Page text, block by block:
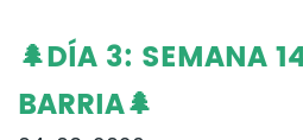
🌲DÍA 3: SEMANA
BARRIA🌲